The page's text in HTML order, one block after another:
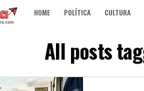
HOME POLÍTICA CULTURA
All posts